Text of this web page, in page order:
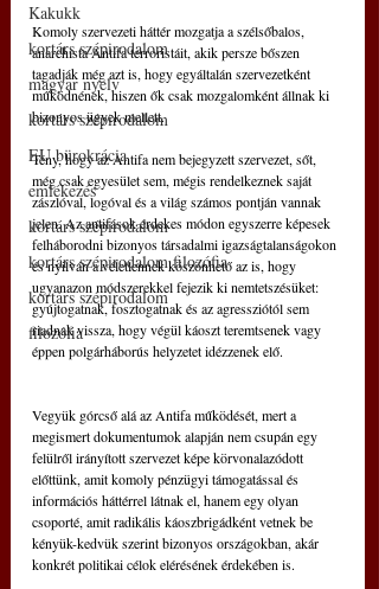
Kakukk
kortárs szépirodalom
magyar nyelv
kortárs szépirodalom
EU bürokrácia
emlékezés
kortárs szépirodalom
kortárs szépirodalom filozófia
kortárs szépirodalom
filozófia
Komoly szervezeti háttér mozgatja a szélsőbalos,
anarchista Antifa terroristáit, akik persze bőszen
tagadják még azt is, hogy egyáltalán szervezetként
működnének, hiszen ők csak mozgalomként állnak ki
bizonyos ügyek mellett.
Tény, hogy az Antifa nem bejegyzett szervezet, sőt,
még csak egyesület sem, mégis rendelkeznek saját
zászlóval, logóval és a világ számos pontján vannak
jelen. Az antifások érdekes módon egyszerre képesek
felháborodni bizonyos társadalmi igazságtalanságokon
és nyilván a véletlennek köszönhető az is, hogy
ugyanazon módszerekkel fejezik ki nemtetszésüket:
gyújtogatnak, fosztogatnak és az agressziótól sem
riadnak vissza, hogy végül káoszt teremtsenek vagy
éppen polgárháborús helyzetet idézzenek elő.
Vegyük górcső alá az Antifa működését, mert a
megismert dokumentumok alapján nem csupán egy
felülről irányított szervezet képe körvonalazódott
előttünk, amit komoly pénzügyi támogatással és
információs háttérrel látnak el, hanem egy olyan
csoporté, amit radikális káoszbrigádként vetnek be
kényük-kedvük szerint bizonyos országokban, akár
konkrét politikai célok elérésének érdekében is.